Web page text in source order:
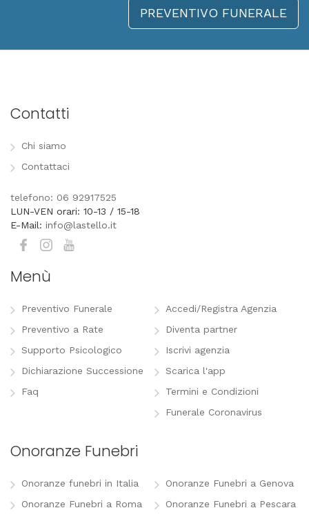
PREVENTIVO FUNERALE
Contatti
Chi siamo
Contattaci
telefono: 06 92917525
LUN-VEN orari: 10-13 / 15-18
E-Mail: info@lastello.it
Menù
Preventivo Funerale
Preventivo a Rate
Supporto Psicologico
Dichiarazione Successione
Faq
Accedi/Registra Agenzia
Diventa partner
Iscrivi agenzia
Scarica l'app
Termini e Condizioni
Funerale Coronavirus
Onoranze Funebri
Onoranze funebri in Italia
Onoranze Funebri a Roma
Onoranze Funebri a Genova
Onoranze Funebri a Pescara